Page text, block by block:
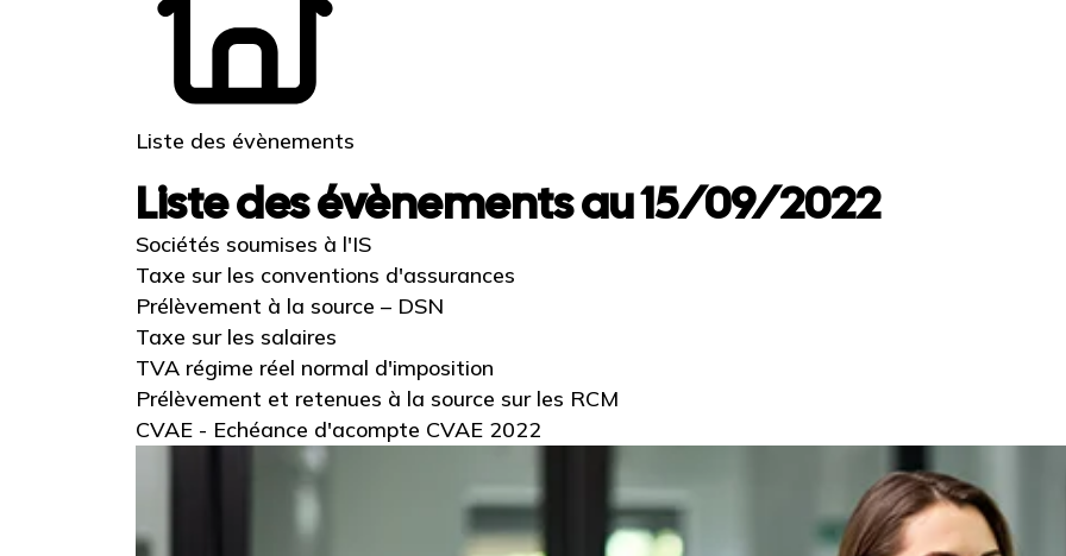
Liste des évènements
Liste des évènements au 15/09/2022
Sociétés soumises à l'IS
Taxe sur les conventions d'assurances
Prélèvement à la source – DSN
Taxe sur les salaires
TVA régime réel normal d'imposition
Prélèvement et retenues à la source sur les RCM
CVAE - Echéance d'acompte CVAE 2022